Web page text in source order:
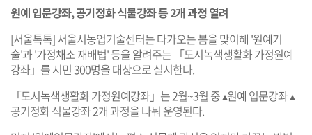
원예 입문강좌, 공기정화 식물강좌 등 2개 과정 열려
[서울톡톡] 서울시농업기술센터는 다가오는 봄을 맞이해 '원예기
술'과 '가정채소 재배법' 등을 알려주는 「도시녹색생활화 가정원예
강좌」를 시민 300명을 대상으로 실시한다.
「도시녹색생활화 가정원예강좌」는 2월~3월 중 ▴원예 입문강좌 ▴
공기정화 식물강좌 2개 과정을 나눠 운영된다.